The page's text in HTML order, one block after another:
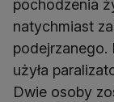
pochodzenia
natychmiast
podejrzanego.
użyła
Dwie osoby